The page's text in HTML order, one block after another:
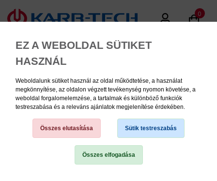
EZ A WEBOLDAL SÜTIKET
HASZNÁL
Weboldalunk sütiket használ az oldal működtetése, a használat
megkönnyítése, az oldalon végzett tevékenység nyomon követése, a
weboldal forgalomelemzése, a tartalmak és különböző funkciók
testreszabása és a releváns ajánlatok megjelenítése érdekében.
Összes elutasítása Sütik testreszabás
Összes elfogadása
0
MENU
Termékinformációk